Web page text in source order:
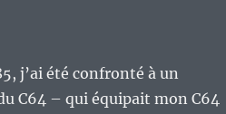
j’ai été confronté à un
C64 – qui équipait mon C64